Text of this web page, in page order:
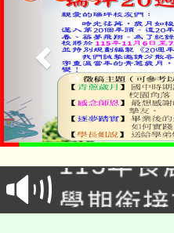
淨零綠
會
115年食
程
學期銜